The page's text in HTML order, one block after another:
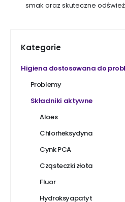
smak oraz skuteczne
Kategorie
Higiena dostosowana do
Problemy
Składniki aktywne
Aloes
Chlorheksydyna
Cynk PCA
Cząsteczki złota
Fluor
Hydroksyapatyt